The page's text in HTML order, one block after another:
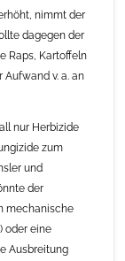
nimmt der
dagegen der
Raps, Kartoffeln
v. a. an
nur Herbizide
zum
und
der
mechanische
oder eine
Ausbreitung